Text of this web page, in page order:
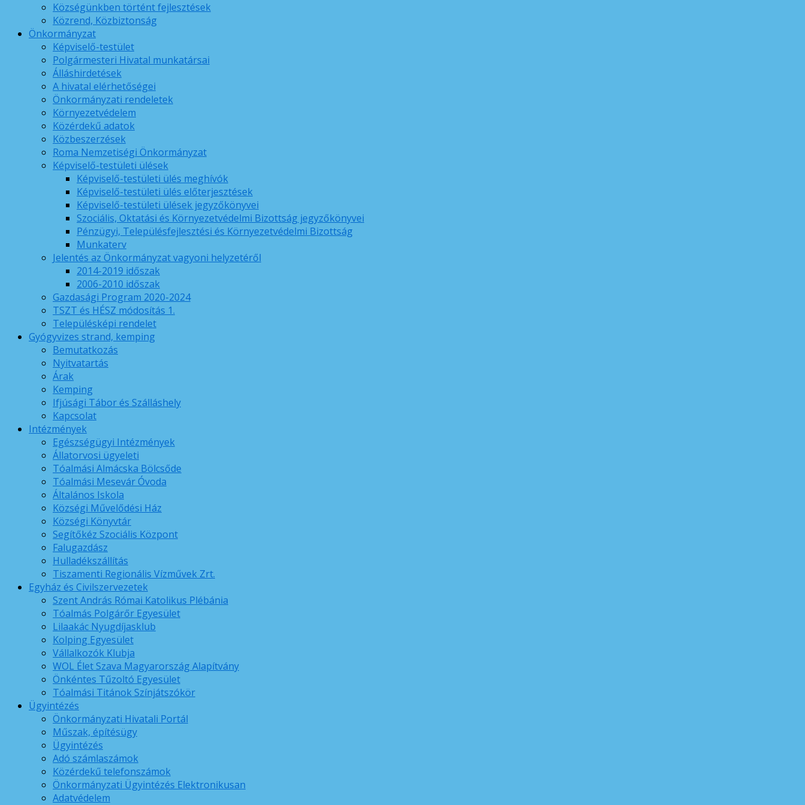
Községünkben történt fejlesztések
Közrend, Közbiztonság
Önkormányzat
Képviselő-testület
Polgármesteri Hivatal munkatársai
Álláshirdetések
A hivatal elérhetőségei
Önkormányzati rendeletek
Környezetvédelem
Közérdekű adatok
Közbeszerzések
Roma Nemzetiségi Önkormányzat
Képviselő-testületi ülések
Képviselő-testületi ülés meghívók
Képviselő-testületi ülés előterjesztések
Képviselő-testületi ülések jegyzőkönyvei
Szociális, Oktatási és Környezetvédelmi Bizottság jegyzőkönyvei
Pénzügyi, Településfejlesztési és Környezetvédelmi Bizottság
Munkaterv
Jelentés az Önkormányzat vagyoni helyzetéről
2014-2019 időszak
2006-2010 időszak
Gazdasági Program 2020-2024
TSZT és HÉSZ módosítás 1.
Településképi rendelet
Gyógyvizes strand, kemping
Bemutatkozás
Nyitvatartás
Árak
Kemping
Ifjúsági Tábor és Szálláshely
Kapcsolat
Intézmények
Egészségügyi Intézmények
Állatorvosi ügyeleti
Tóalmási Almácska Bölcsőde
Tóalmási Mesevár Óvoda
Általános Iskola
Községi Művelődési Ház
Községi Könyvtár
Segítőkéz Szociális Központ
Falugazdász
Hulladékszállítás
Tiszamenti Regionális Vízművek Zrt.
Egyház és Civilszervezetek
Szent András Római Katolikus Plébánia
Tóalmás Polgárőr Egyesület
Lilaakác Nyugdíjasklub
Kolping Egyesület
Vállalkozók Klubja
WOL Élet Szava Magyarország Alapítvány
Önkéntes Tűzoltó Egyesület
Tóalmási Titánok Színjátszókör
Ügyintézés
Önkormányzati Hivatali Portál
Műszak, építésügy
Ügyintézés
Adó számlaszámok
Közérdekű telefonszámok
Önkormányzati Ügyintézés Elektronikusan
Adatvédelem